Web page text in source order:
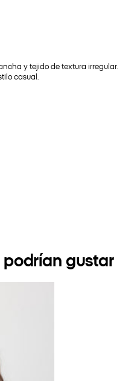
y tejido de textura irregular.
casual.
gustar